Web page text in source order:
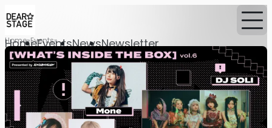
HomeEventsNewsNewsletter
Home Events